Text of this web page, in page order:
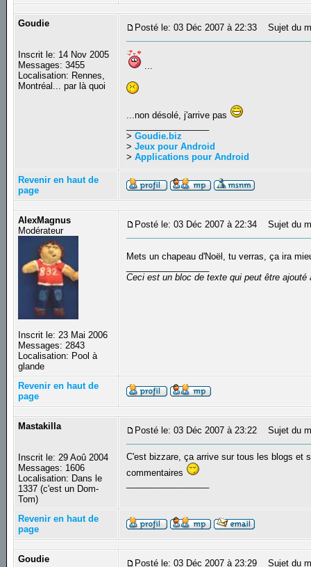
Goudie
Inscrit le: 14 Nov 2005
Messages: 3455
Localisation: Rennes,
Montréal... par là quoi
Posté le: 03 Déc 2007 à 22:33 Sujet du
...
...non désolé, j'arrive pas
>Goudie.biz
>Jeux pour Android
>Applications pour Android
Revenir en haut de
page
AlexMagnus
Modérateur
Inscrit le: 23 Mai 2006
Messages: 2843
Localisation: Pool à
glande
Posté le: 03 Déc 2007 à 22:34 Sujet du
Mets un chapeau d'Noël, tu verras, ça ira
Ceci est un bloc de texte qui peut être
Revenir en haut de
page
Mastakilla
Inscrit le: 29 Aoû 2004
Messages: 1606
Localisation: Dans le
1337 (c'est un Dom-
Tom)
Posté le: 03 Déc 2007 à 23:22 Sujet du
C'est bizzare, ça arrive sur tous les blogs et
commentaires
Revenir en haut de
page
Goudie Posté le: 03 Déc 2007 à 23:29 Sujet du